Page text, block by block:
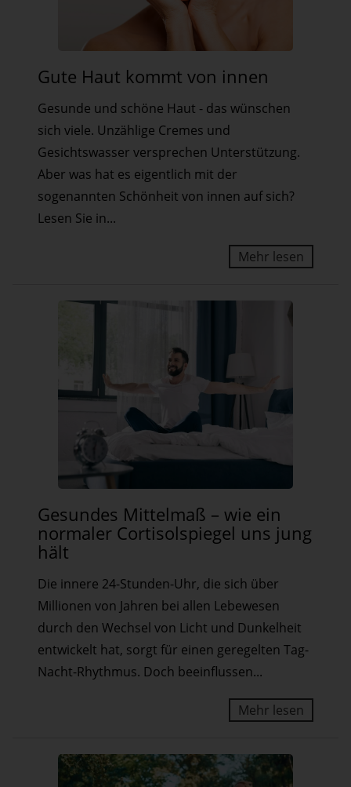
Haut
kommt
von
innen
Gute Haut kommt von innen
Gesunde und schöne Haut - das wünschen
sich viele. Unzählige Cremes und
Gesichtswasser versprechen Unterstützung.
Aber was hat es eigentlich mit der
sogenannten Schönheit von innen auf sich?
Lesen Sie in...
Mehr lesen
Mittelmaß
–
ein
normaler
Cortisolspiegel
uns
jung
Gesundes Mittelmaß – wie ein
normaler Cortisolspiegel uns jung
hält
Die innere 24-Stunden-Uhr, die sich über
Millionen von Jahren bei allen Lebewesen
durch den Wechsel von Licht und Dunkelheit
entwickelt hat, sorgt für einen geregelten Tag-
Nacht-Rhythmus. Doch beeinflussen...
Mehr lesen